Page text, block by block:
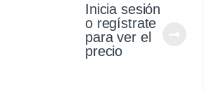
2021
Inicia sesión
o regístrate
para ver el
precio